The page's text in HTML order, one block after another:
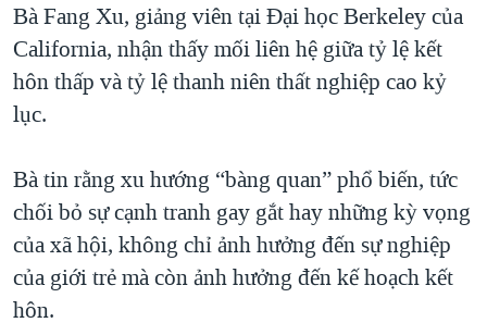
Bà Fang Xu, giảng viên tại Đại học Berkeley của
California, nhận thấy mối liên hệ giữa tỷ lệ kết
hôn thấp và tỷ lệ thanh niên thất nghiệp cao kỷ
lục.
Bà tin rằng xu hướng “bàng quan” phổ biến, tức
chối bỏ sự cạnh tranh gay gắt hay những kỳ vọng
của xã hội, không chỉ ảnh hưởng đến sự nghiệp
của giới trẻ mà còn ảnh hưởng đến kế hoạch kết
hôn.